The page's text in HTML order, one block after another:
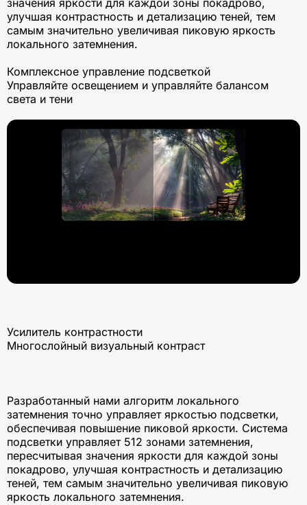
улучшая контрастность и детализацию теней, тем
самым значительно увеличивая пиковую яркость
локального затемнения.
Комплексное управление подсветкой
Управляйте освещением и управляйте балансом
света и тени
Усилитель контрастности
Многослойный визуальный контраст
Разработанный нами алгоритм локального
затемнения точно управляет яркостью подсветки,
обеспечивая повышение пиковой яркости. Система
подсветки управляет 512 зонами затемнения,
пересчитывая значения яркости для каждой зоны
покадрово, улучшая контрастность и детализацию
теней, тем самым значительно увеличивая пиковую
яркость локального затемнения.